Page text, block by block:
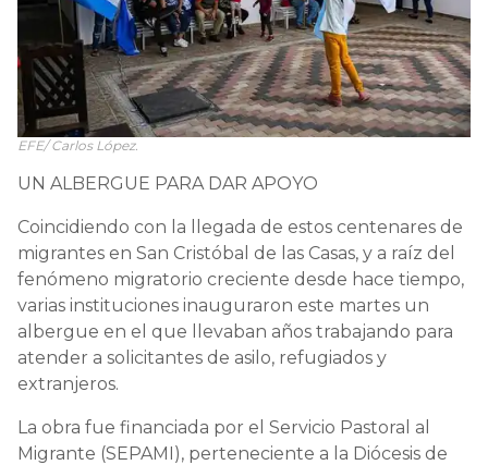
EFE/ Carlos López.
UN ALBERGUE PARA DAR APOYO
Coincidiendo con la llegada de estos centenares de
migrantes en San Cristóbal de las Casas, y a raíz del
fenómeno migratorio creciente desde hace tiempo,
varias instituciones inauguraron este martes un
albergue en el que llevaban años trabajando para
atender a solicitantes de asilo, refugiados y
extranjeros.
La obra fue financiada por el Servicio Pastoral al
Migrante (SEPAMI), perteneciente a la Diócesis de